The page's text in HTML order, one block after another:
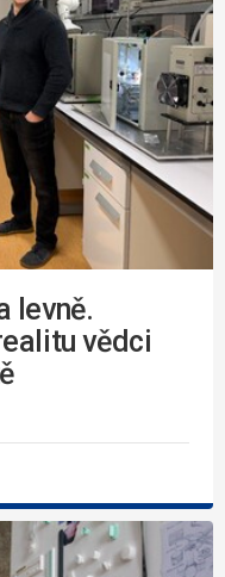
levně.
vědci